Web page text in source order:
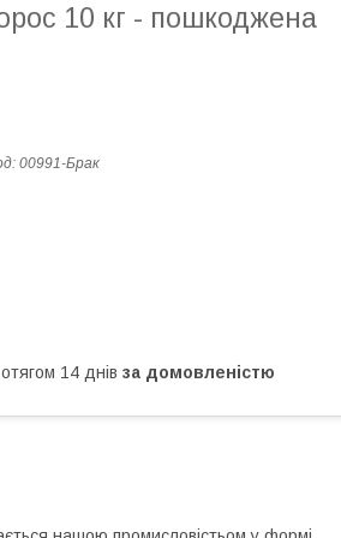
10 кг - пошкоджена
00991-Брак
14 днів за домовленістю